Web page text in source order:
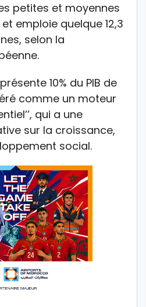
petites et moyennes
emploie quelque 12,3
selon la
10% du PIB de
comme un moteur
qui a une
sur la croissance,
social.